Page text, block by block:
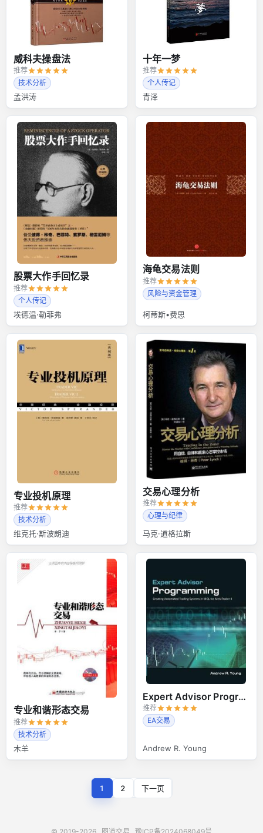
威科夫操盘法
推荐
技术分析
孟洪涛
十年一梦
推荐
个人传记
青泽
股票大作手回忆录
推荐
个人传记
埃德温·勒菲弗
海龟交易法则
推荐
风险与资金管理
柯蒂斯•费思
专业投机原理
推荐
技术分析
维克托·斯波朗迪
交易心理分析
推荐
心理与纪律
马克·道格拉斯
专业和谐形态交易
推荐
技术分析
木羊
Expert Advisor Programming
推荐
EA交易
Andrew R. Young
1 2 下一页